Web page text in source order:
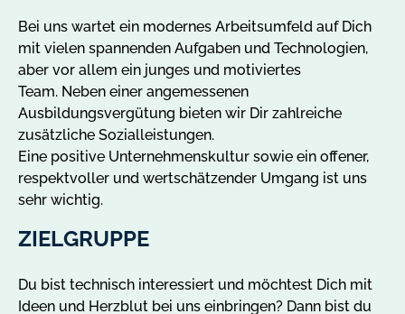
Bei uns wartet ein modernes Arbeitsumfeld auf Dich
mit vielen spannenden Aufgaben und Technologien,
aber vor allem ein junges und motiviertes
Team. Neben einer angemessenen
Ausbildungsvergütung bieten wir Dir zahlreiche
zusätzliche Sozialleistungen.
Eine positive Unternehmenskultur sowie ein offener,
respektvoller und wertschätzender Umgang ist uns
sehr wichtig.
ZIELGRUPPE
Du bist technisch interessiert und möchtest Dich mit
Ideen und Herzblut bei uns einbringen? Dann bist du